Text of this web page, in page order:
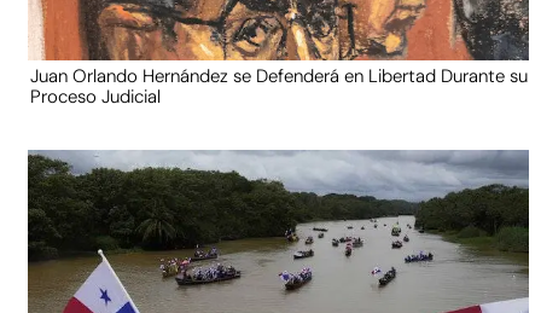
Juan Orlando Hernández se Defenderá en Libertad Durante su
Proceso Judicial